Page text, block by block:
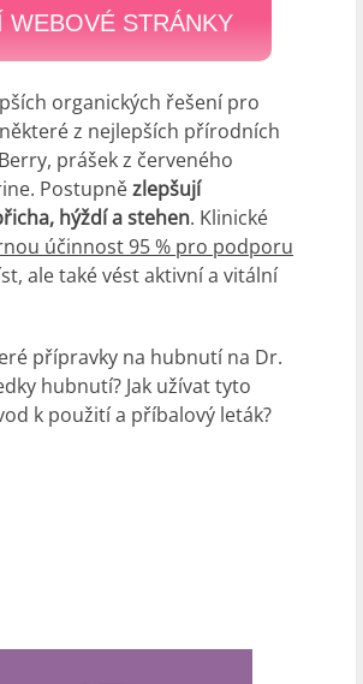
WEBOVÉ STRÁNKY
organických řešení pro
z nejlepších přírodních
prášek z červeného
Postupnězlepšují
hýždí a stehen. Klinické
účinnost 95 % pro podporu
ale také vést aktivní a vitální
přípravky na hubnutí na Dr.
hubnutí? Jak užívat tyto
k použití a příbalový leták?